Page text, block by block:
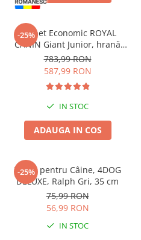
-25%
Pachet Economic ROYAL
CANIN Giant Junior, hrană
uscată câine junior etapa 2 de
crestere, 2x15kg
783,99 RON
587,99 RON
IN STOC
ADAUGA IN COS
-25%
Haină pentru Câine, 4DOG
DELUXE, Ralph Gri, 35 cm
75,99 RON
56,99 RON
IN STOC